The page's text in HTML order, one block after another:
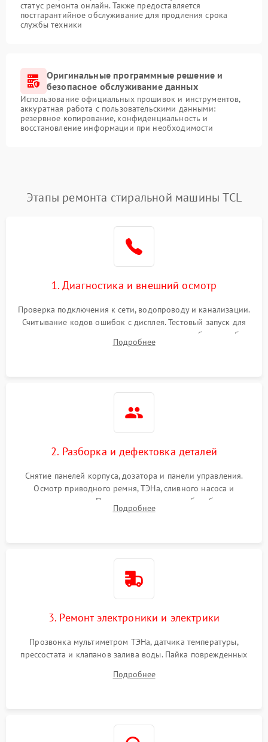
статус ремонта онлайн. Также предоставляется
постгарантийное обслуживание для продления срока
службы техники
Оригинальные программные решение и
безопасное обслуживание данных
Использование официальных прошивок и инструментов,
аккуратная работа с пользовательскими данными:
резервное копирование, конфиденциальность и
восстановление информации при необходимости
Этапы ремонта стиральной машины TCL
1. Диагностика и внешний осмотр
Проверка подключения к сети, водопроводу и канализации.
Считывание кодов ошибок с дисплея. Тестовый запуск для
выявления посторонних шумов, протечек или сбоев в работе
электронного модуля управления.
Подробнее
2. Разборка и дефектовка деталей
Снятие панелей корпуса, дозатора и панели управления.
Осмотр приводного ремня, ТЭНа, сливного насоса и
амортизаторов. Проверка подшипников барабана и
крестовины на износ, а манжеты люка на разрывы.
Подробнее
3. Ремонт электроники и электрики
Прозвонка мультиметром ТЭНа, датчика температуры,
прессостата и клапанов залива воды. Пайка поврежденных
Восстановление целостности проводки и контактов.
Подробнее